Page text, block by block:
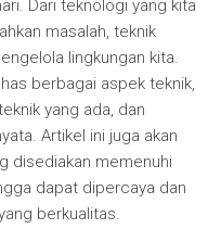
Dari teknologi yang kita
masalah, teknik
lingkungan kita.
berbagai aspek teknik,
yang ada, dan
Artikel ini juga akan
disediakan memenuhi
dapat dipercaya dan
berkualitas.